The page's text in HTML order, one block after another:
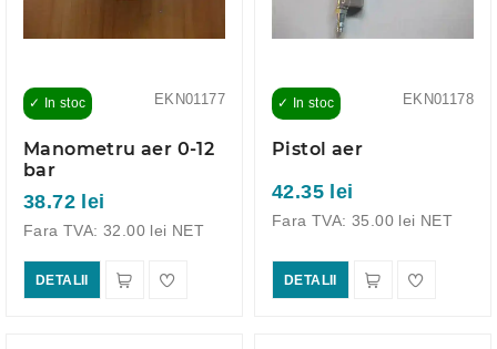
EKN01177
✓ In stoc
Manometru aer 0-12
bar
38.72 lei
Fara TVA: 32.00 lei NET
DETALII
EKN01178
✓ In stoc
Pistol aer
42.35 lei
Fara TVA: 35.00 lei NET
DETALII